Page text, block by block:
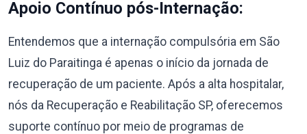
Apoio Contínuo pós-Internação:
Entendemos que a internação compulsória em São
Luiz do Paraitinga é apenas o início da jornada de
recuperação de um paciente. Após a alta hospitalar,
nós da Recuperação e Reabilitação SP, oferecemos
suporte contínuo por meio de programas de